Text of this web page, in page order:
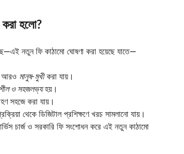
করা হলো?
নতুন ফি কাঠামো ঘোষণা করা হয়েছে যাতে—
আরও মানুষ-মুখীকরা যায়।
ও সহজলভ্যহয়।
সহজে করা যায়।
থেকে ডিজিটাল প্রশিক্ষণে খরচ সামলানো যায়।
চার্জ ও সরকারি ফি সংশোধন করে এই নতুন কাঠামো